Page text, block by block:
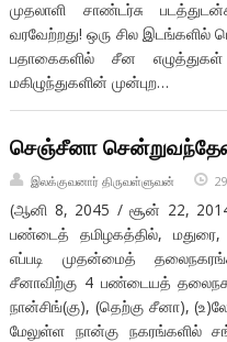
முதலாளி சாண்டர்சு
வரவேற்றது! ஒரு சில
பதாகைகளில் சீன எழுத்துகள்
மகிழுந்துகளின் முன்புற…
செஞ்சீனா
இலக்குவனார் திருவள்ளுவன்
(ஆனி 8, 2045 / சூன் 22,
பண்டைத் தமிழகத்தில், மதுரை,
எப்படி முதன்மைத்
சீனாவிற்கு 4 பண்டையத்
நான்சிங்(கு), (தெற்கு சீனா),
மேலுள்ள நான்கு